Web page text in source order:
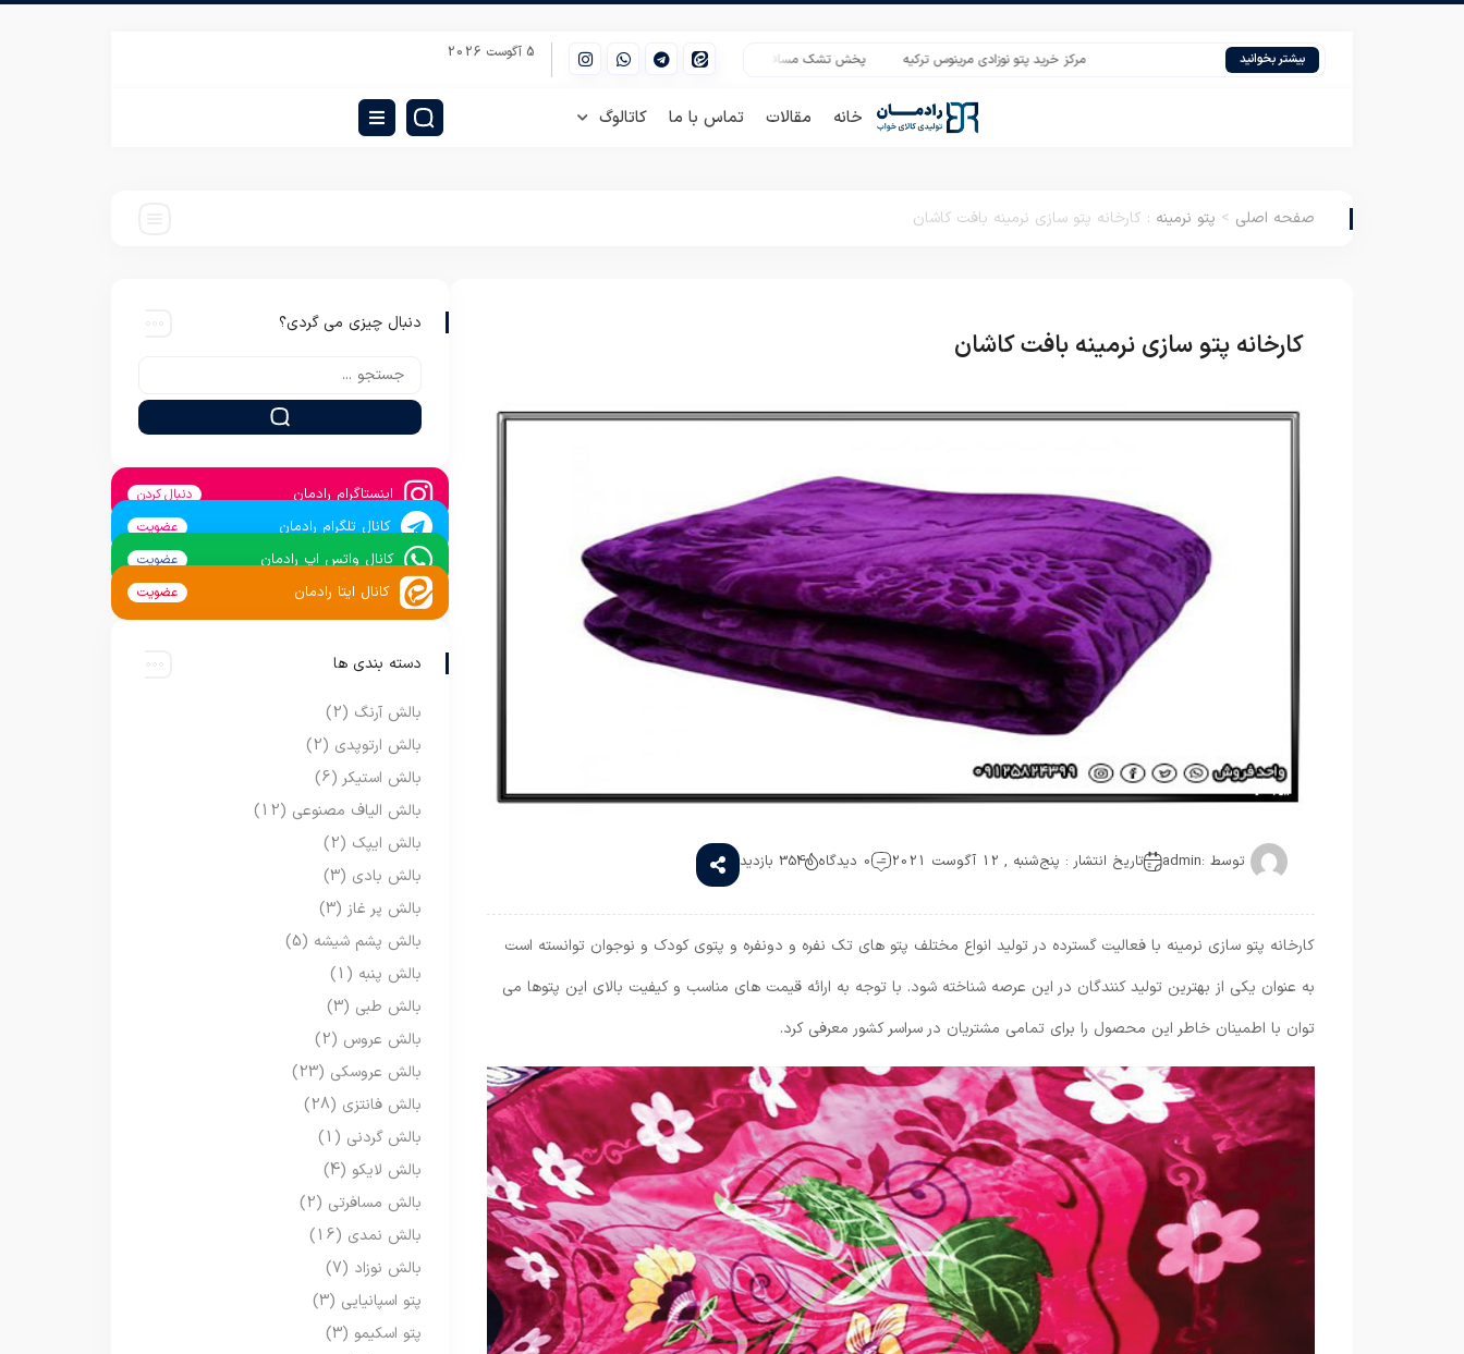
بیشتر بخوانید مرکز خرید پتو نوزادی مرینوس ترکیه پخش تشک مسافرتی پاندا فروش پتو نرمینه گل برجسته یک نفره مرکز پخش عمده روبالشی مخمل برجسته سه بعدی 5 آگوست 2026
خانه مقالات تماس با ما کاتالوگ
صفحه اصلی > پتو نرمینه : کارخانه پتو سازی نرمینه بافت کاشان
کارخانه پتو سازی نرمینه بافت کاشان
توسط :admin تاریخ انتشار : پنج‌شنبه , 12 آگوست 2021 0 دیدگاه 354 بازدید
کارخانه پتو سازی نرمینه با فعالیت گسترده در تولید انواع مختلف پتو های تک نفره و دونفره و پتوی کودک و نوجوان توانسته است
به عنوان یکی از بهترین تولید کنندگان در این عرصه شناخته شود. با توجه به ارائه قیمت های مناسب و کیفیت بالای این پتوها می
توان با اطمینان خاطر این محصول را برای تمامی مشتریان در سراسر کشور معرفی کرد.
دنبال چیزی می گردی؟
اینستاگرام رادمان دنبال کردن
کانال تلگرام رادمان عضویت
کانال واتس اپ رادمان عضویت
کانال ایتا رادمان عضویت
دسته بندی ها
بالش آرنگ (2)
بالش ارتوپدی (2)
بالش استیکر (6)
بالش الیاف مصنوعی (12)
بالش ایپک (2)
بالش بادی (3)
بالش پر غاز (3)
بالش پشم شیشه (5)
بالش پنبه (1)
بالش طبی (3)
بالش عروس (2)
بالش عروسکی (23)
بالش فانتزی (28)
بالش گردنی (1)
بالش لایکو (4)
بالش مسافرتی (2)
بالش نمدی (16)
بالش نوزاد (7)
پتو اسپانیایی (3)
پتو اسکیمو (3)